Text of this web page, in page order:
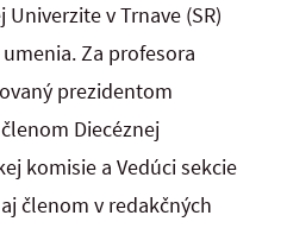
v Trnave (SR)
Za profesora
prezidentom
Diecéznej
komisie a Vedúci sekcie
členom v redakčných